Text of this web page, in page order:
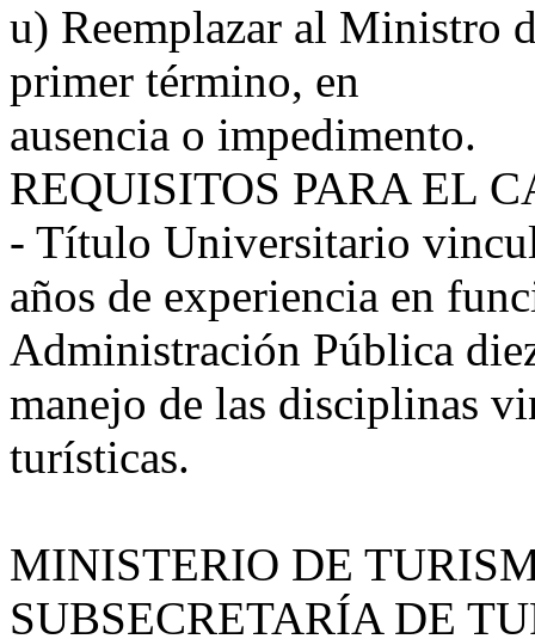
u) Reemplazar al Ministro
primer término, en
ausencia o impedimento.
REQUISITOS PARA EL
- Título Universitario
años de experiencia en
Administración Pública
manejo de las disciplinas
turísticas.
MINISTERIO DE
SUBSECRETARÍA DE